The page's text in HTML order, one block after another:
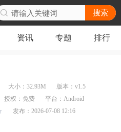
搜索
资讯 专题 排行
大小： 32.93M 版本： v1.5
授权： 免费 平台： Android
发布： 2026-07-08 12:16